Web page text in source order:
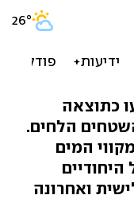
הלחים
כתוצאה
הלחים.
המים
ואחרונה